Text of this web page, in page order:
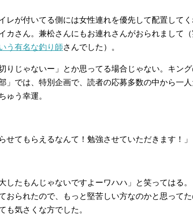
レが付いてる側には女性連れを優先して配置してく
カさん。兼松さんにもお連れさんがおられまして
う有名な釣り師さんでした）。
りじゃないー」とか思ってる場合じゃない。キン
」では、特別企画で、読者の応募多数の中から一
ゅう幸運。
せてもらえるなんて！勉強させていただきます！」
したもんじゃないですよーワハハ」と笑ってはる。
おられたので、もっと堅苦しい方なのかと思って
も気さくな方でした。